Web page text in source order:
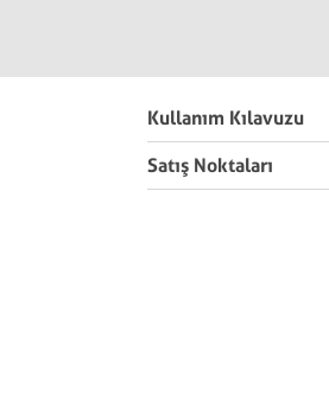
Kullanım Kılavuzu
Satış Noktaları